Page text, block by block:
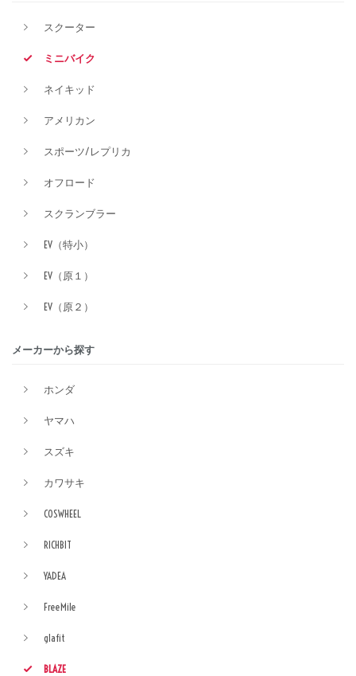
スクーター
ミニバイク
ネイキッド
アメリカン
スポーツ/レプリカ
オフロード
スクランブラー
EV（特小）
EV（原１）
EV（原２）
メーカーから探す
ホンダ
ヤマハ
スズキ
カワサキ
COSWHEEL
RICHBIT
YADEA
FreeMile
glafit
BLAZE
価格